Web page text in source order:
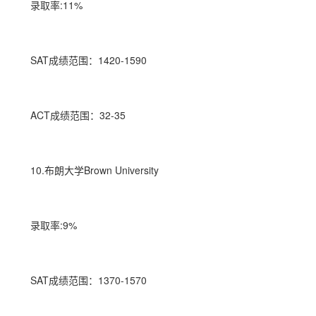
录取率:11%
SAT成绩范围：1420-1590
ACT成绩范围：32-35
10.布朗大学Brown University
录取率:9%
SAT成绩范围：1370-1570